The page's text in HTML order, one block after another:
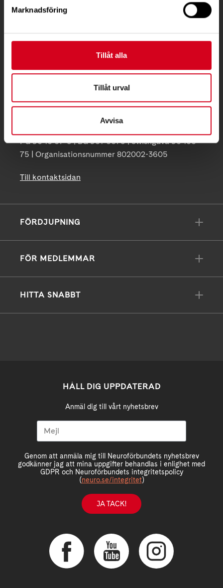
Marknadsföring
Tillåt alla
Tillåt urval
Avvisa
08-677 70 10
Postadress:
171 04 Solna
PG 90 10 07-5 | BG 901-0075 | Swishgåva 90 100
75 | Organisationsnummer 802002-3605
Till kontaktsidan
FÖRDJUPNING
FÖR MEDLEMMAR
HITTA SNABBT
HÅLL DIG UPPDATERAD
Anmäl dig till vårt nyhetsbrev
Genom att anmäla mig till Neuroförbundets nyhetsbrev
godkänner jag att mina uppgifter behandlas i enlighet med
GDPR och Neuroförbundets integritetspolicy
(neuro.se/integritet)
JA TACK!